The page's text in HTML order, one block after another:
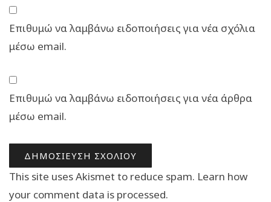
Επιθυμώ να λαμβάνω ειδοποιήσεις για νέα σχόλια
μέσω email.
Επιθυμώ να λαμβάνω ειδοποιήσεις για νέα άρθρα
μέσω email.
This site uses Akismet to reduce spam. Learn how
your comment data is processed.